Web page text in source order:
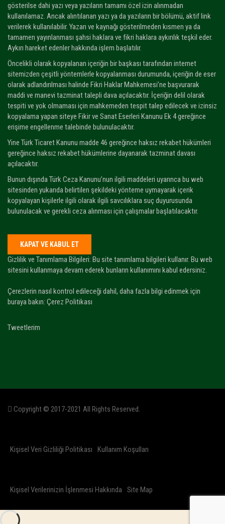
gösterilse dahi yazı veya yazıların tamamı özel izin alınmadan
kullanılamaz. Ancak alıntılanan yazı ya da yazıların bir bölümü, aktif link
verilerek kullanılabilir. Yazarı ve kaynağı gösterilmeden kısmen ya da
tamamen yayınlanması şahsi haklara ve fikri haklara aykırılık teşkil eder.
Aykırı hareket edenler hakkında işlem başlatılır.
Öncelikli olarak kopyalanan içeriğin bir başkası tarafından internet
sitemizden çeşitli yöntemlerle kopyalanması durumunda, içeriğin de eser
olarak adlandırılması halinde Fikri Haklar Mahkemesi’ne başvurarak
maddi ve manevi tazminat talepli dava açılacaktır. İçeriğin delil olarak
tespiti ve yok olmaması için mahkemeden tespit talep edilecek ve izinsiz
kopyalama yapan siteye Fikir ve Sanat Eserleri Kanunu Ek 4 gereğince
erişime engellenme talebinde bulunulacaktır.
Yine Türk Ticaret Kanunu madde 46 gereğince haksız rekabet hükümleri
gereğince haksız rekabet hükümlerine dayanarak tazminat davası
açılacaktır.
Bunun dışında Türk Ceza Kanunu’nun ilgili maddeleri uyarınca bu web
sitesinden yukarıda belirtilen şekildeki yönteme uymayarak içerik
kopyalayan kişilerle ilgili olarak ilgili savcılıklara suç duyurusunda
bulunulacak ve gerekli ceza alınması için çalışmalar başlatılacaktır.
Gizlilik ve Tanımlama Bilgileri: Bu site tanımlama bilgileri kullanır. Bu web
sitesini kullanmaya devam ederek bunların kullanımını kabul edersiniz.
Çerezlerin nasıl kontrol edileceği dahil, daha fazla bilgi edinmek için
buraya bakın: Çerez Politikası
Tweetlerim
Copyright © 2017-2021 All Rights Reserved.
Kişisel Veri Gizliliği Politikası Kullanım Koşulları
Kişisel Verilerinizin İşlenmesi Hakkında Site Map